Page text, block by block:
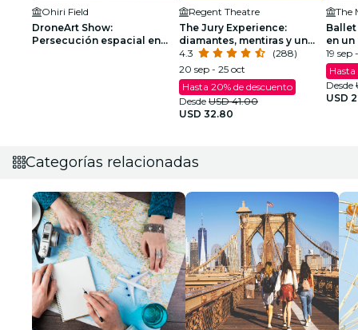
Ohiri Field
DroneArt Show:
Persecución espacial en
Regent Theatre
The Jury Experience:
diamantes, mentiras y un
hombre muerto
4.3
(288)
20 sep - 25 oct
Hasta 20% de descuento
Desde USD 41.00
USD 32.80
en
19 sep
Hasta
Desde
USD
Categorías relacionadas